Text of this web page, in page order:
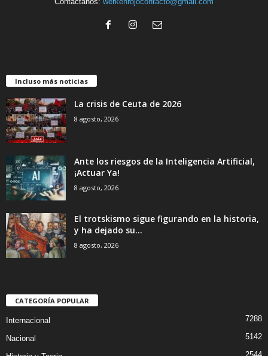
Incluso más noticias
La crisis de Ceuta de 2026
8 agosto, 2026
Ante los riesgos de la Inteligencia Artificial,
¡Actuar Ya!
8 agosto, 2026
El trotskismo sigue figurando en la historia,
y ha dejado su...
8 agosto, 2026
CATEGORÍA POPULAR
Internacional 7288
Nacional 5142